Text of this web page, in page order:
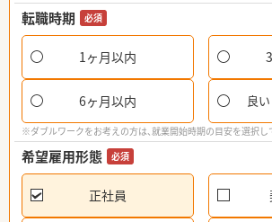
転職時期 必須
1ヶ月以内
6ヶ月以内 良
※ダブルワークをお考えの方は、就業開始時期の目安を選択し
希望雇用形態 必須
正社員